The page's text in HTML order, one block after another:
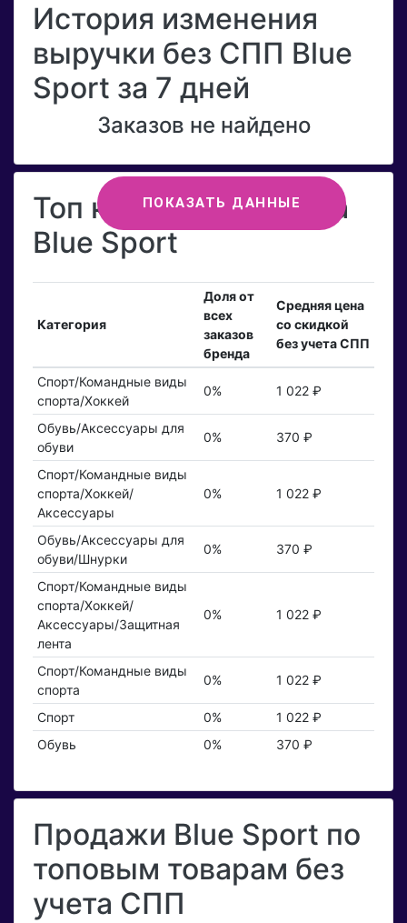
История изменения
выручки без СПП Blue
Sport за 7 дней
ПОКАЗАТЬ ДАННЫЕ
Заказов не найдено
Топ категорий бренда
Blue Sport
Категория
Доля от
всех
заказов
бренда
Средняя цена
со скидкой
без учета СПП
Спорт/Командные виды
спорта/Хоккей
0% 1 022 ₽
Обувь/Аксессуары для
обуви
0% 370 ₽
Спорт/Командные виды
спорта/Хоккей/
Аксессуары
0% 1 022 ₽
Обувь/Аксессуары для
обуви/Шнурки
0% 370 ₽
Спорт/Командные виды
спорта/Хоккей/
Аксессуары/Защитная
лента
0% 1 022 ₽
Спорт/Командные виды
спорта
0% 1 022 ₽
Спорт 0%
1 022 ₽
Обувь
0% 370 ₽
Продажи Blue Sport по
топовым товарам без
учета СПП